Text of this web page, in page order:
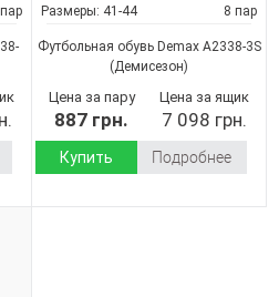
Размеры: 41-44 8 пар
Футбольная обувь Demax A2338-3S
(Демисезон)
Цена за пару
887 грн.
Цена за ящик
7 098 грн.
Купить Подробнее